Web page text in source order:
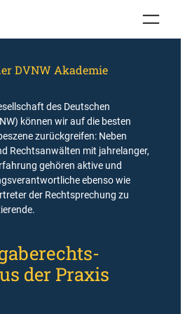
DVNW Akademie
des Deutschen
können wir auf die besten
zurückgreifen: Neben
Rechtsanwälten mit jahrelanger,
gehören aktive und
ebenso wie
der Rechtsprechung zu
der Praxis